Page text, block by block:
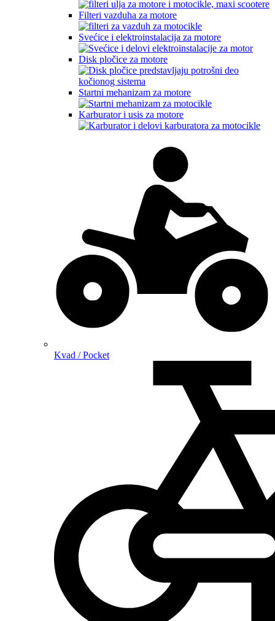
Filteri vazduha za motore
Svećice i elektroinstalacija za motore
Disk pločice za motore
Startni mehanizam za motore
Karburator i usis za motore
Kvad / Pocket